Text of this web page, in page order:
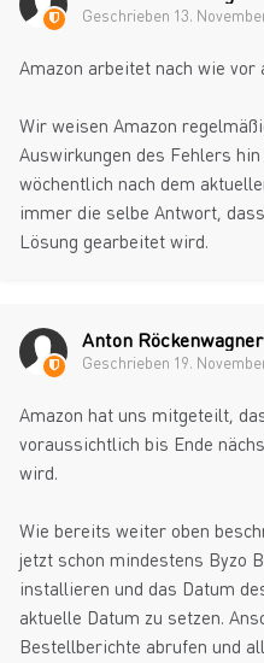
Geschrieben 13.
Amazon arbeitet nach wie vor
Wir weisen Amazon
Auswirkungen des Fehlers
wöchentlich nach dem
immer die selbe Antwort,
Lösung gearbeitet wird.
Anton Röckenwagner
Geschrieben 19.
Amazon hat uns mitgeteilt,
voraussichtlich bis Ende
wird.
Wie bereits weiter oben
jetzt schon mindestens Byzo
installieren und das Datum
aktuelle Datum zu setzen.
Bestellberichte abrufen und